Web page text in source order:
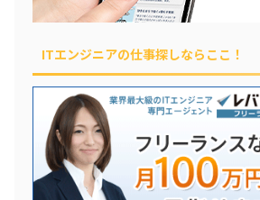
ITエンジニアの仕事探しならここ！